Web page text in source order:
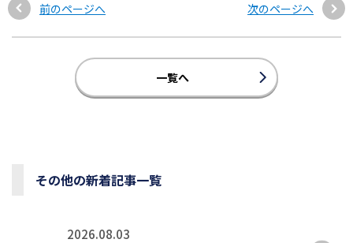
前のページへ 次のページへ
一覧へ
その他の新着記事一覧
2026.08.03